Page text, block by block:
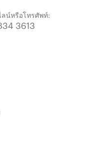
ลน์หรือโทรศัพท์:
3613
น์
งสำหรับการจอง
าความปลอดภัย
วนตัวอย่างจริงจัง
คลทั้งหมดที่คุณให้